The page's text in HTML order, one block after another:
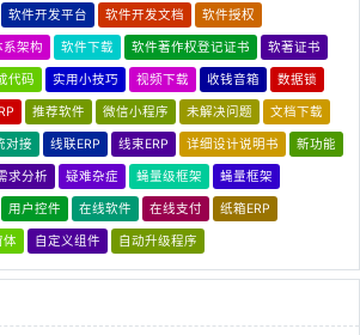
软件开发平台 软件开发文档 软件授权
系架构 软件下载 软件著作权登记证书 软著证书
代码 实用小技巧 视频下载 收钱音箱 数据锁
推荐软件 微信小程序 未解决问题 文档下载
对接 线联ERP 线束ERP 详细设计说明书 新功能
求分析 疑难杂症 蝇量级框架 蝇量框架
用户控件 在线软件 在线支付 纸箱ERP
体 自定义组件 自动升级程序